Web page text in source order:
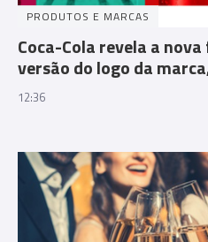
PRODUTOS E MARCAS
Coca-Cola revela a
versão do logo da
12:36